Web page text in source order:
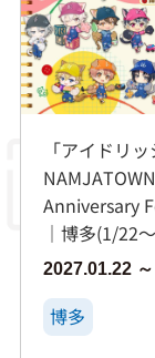
「アイドリ
Anniversary
｜博多(1/22
2027.01.22
博多